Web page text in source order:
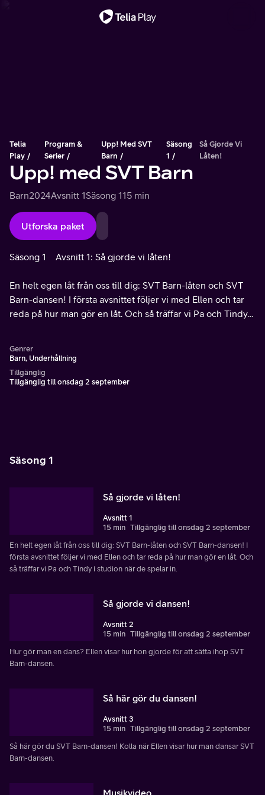
Telia
Play
Program &
Serier
Upp! Med SVT
Barn
Säsong
1
Så Gjorde Vi
Låten!
Upp! med SVT Barn
Barn2024Avsnitt 1Säsong 115 min
Utforska paket
Säsong 1 Avsnitt 1: Så gjorde vi låten!
En helt egen låt från oss till dig: SVT Barn-låten och SVT
Barn-dansen! I första avsnittet följer vi med Ellen och tar
reda på hur man gör en låt. Och så träffar vi Pa och Tindy i
Genrer
Barn, Underhållning
Tillgänglig
Tillgänglig till onsdag 2 september
Säsong 1
Så gjorde vi låten!
Avsnitt 1
15 min Tillgänglig till onsdag 2 september
En helt egen låt från oss till dig: SVT Barn-låten och SVT Barn-dansen! I
första avsnittet följer vi med Ellen och tar reda på hur man gör en låt. Och
så träffar vi Pa och Tindy i studion när de spelar in.
Så gjorde vi dansen!
Avsnitt 2
15 min Tillgänglig till onsdag 2 september
Hur gör man en dans? Ellen visar hur hon gjorde för att sätta ihop SVT
Barn-dansen.
Så här gör du dansen!
Avsnitt 3
15 min Tillgänglig till onsdag 2 september
Så här gör du SVT Barn-dansen! Kolla när Ellen visar hur man dansar SVT
Barn-dansen.
Musikvideo